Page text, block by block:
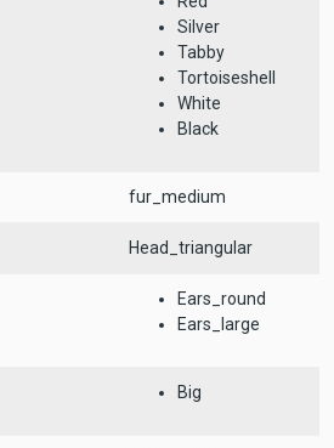
Silver
Tabby
Tortoiseshell
White
Black
fur_medium
Head_triangular
Ears_round
Ears_large
Big